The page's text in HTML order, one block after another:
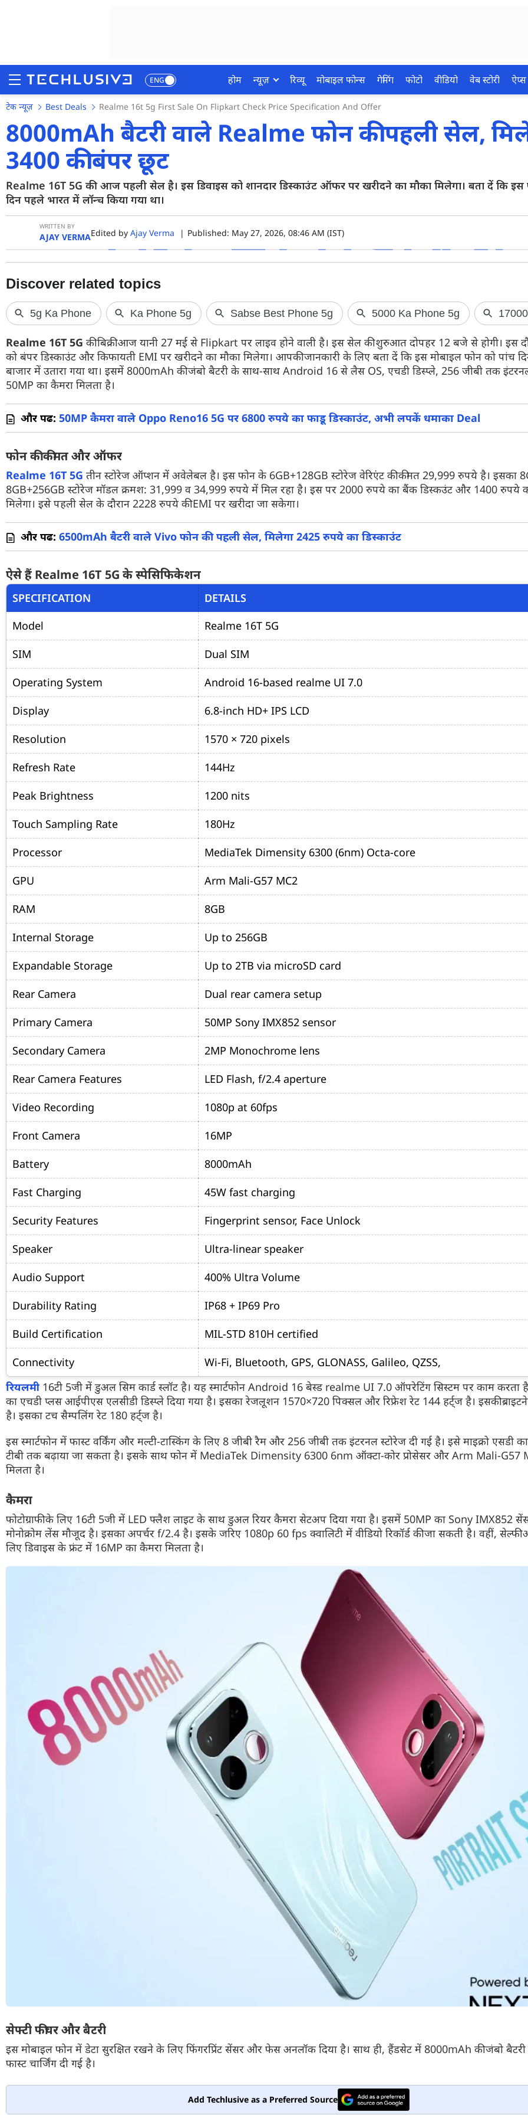
ENG होम न्यूज़ रिव्यू मोबाइल फोन्स गेमिंग फोटो वीडियो वेब स्टोरी ऐप्स
होम
न्यूज़
रिव्यू
मोबाइल फोन्स
गेमिंग
वीडियो
वेब स्टोरी
ऐप्स
टेक न्यूज़ Best Deals Realme 16t 5g First Sale On Flipkart Check Price Specification And Offer
8000mAh बैटरी वाले Realme फोन की पहली सेल,
3400 की बंपर छूट
Realme 16T 5G की आज पहली सेल है। इस डिवाइस को शानदार डिस्काउंट ऑफर पर खरीदने का मौका मिलेगा। बता दें कि
दिन पहले भारत में लॉन्च किया गया था।
WRITTEN BY
AJAY VERMAEdited by Ajay Verma | Published: May 27, 2026, 08:46 AM (IST)
Realme 16T 5G की बिक्री आज यानी 27 मई से Flipkart पर लाइव होने वाली है। इस सेल की शुरुआत दोपहर 12 बजे से होगी। इस
को बंपर डिस्काउंट और किफायती EMI पर खरीदने का मौका मिलेगा। आपकी जानकारी के लिए बता दें कि इस मोबाइल फोन को पांच
बाजार में उतारा गया था। इसमें 8000mAh की जंबो बैटरी के साथ-साथ Android 16 से लैस OS, एचडी डिस्प्ले, 256 जीबी तक
50MP का कैमरा मिलता है।
और पढें: 50MP कैमरा वाले Oppo Reno16 5G पर 6800 रुपये का फाडू डिस्काउंट, अभी लपकें धमाका Deal
फोन की कीमत और ऑफर
Realme 16T 5G तीन स्टोरेज ऑप्शन में अवेलेबल है। इस फोन के 6GB+128GB स्टोरेज वेरिएंट की कीमत 29,999 रुपये है। इसका
8GB+256GB स्टोरेज मॉडल क्रमश: 31,999 व 34,999 रुपये में मिल रहा है। इस पर 2000 रुपये का बैंक डिस्कउंट और 1400
मिलेगा। इसे पहली सेल के दौरान 2228 रुपये की EMI पर खरीदा जा सकेगा।
और पढें: 6500mAh बैटरी वाले Vivo फोन की पहली सेल, मिलेगा 2425 रुपये का डिस्काउंट
ऐसे हैं Realme 16T 5G के स्पेसिफिकेशन
SPECIFICATION
DETAILS
Model
Realme 16T 5G
SIM
Dual SIM
Operating System
Android 16-based realme UI 7.0
Display
6.8-inch HD+ IPS LCD
Resolution
1570 × 720 pixels
Refresh Rate
144Hz
Peak Brightness
1200 nits
Touch Sampling Rate
180Hz
Processor
MediaTek Dimensity 6300 (6nm) Octa-core
GPU
Arm Mali-G57 MC2
RAM
8GB
Internal Storage
Up to 256GB
Expandable Storage
Up to 2TB via microSD card
Rear Camera
Dual rear camera setup
Primary Camera
50MP Sony IMX852 sensor
Secondary Camera
2MP Monochrome lens
Rear Camera Features
LED Flash, f/2.4 aperture
Video Recording
1080p at 60fps
Front Camera
16MP
Battery
8000mAh
Fast Charging
45W fast charging
Security Features
Fingerprint sensor, Face Unlock
Speaker
Ultra-linear speaker
Audio Support
400% Ultra Volume
Durability Rating
IP68 + IP69 Pro
Build Certification
MIL-STD 810H certified
Connectivity
Wi-Fi, Bluetooth, GPS, GLONASS, Galileo, QZSS,
रियलमी 16टी 5जी में डुअल सिम कार्ड स्लॉट है। यह स्मार्टफोन Android 16 बेस्ड realme UI 7.0 ऑपरेटिंग सिस्टम पर काम करता
का एचडी प्लस आईपीएस एलसीडी डिस्प्ले दिया गया है। इसका रेजलूशन 1570×720 पिक्सल और रिफ्रेश रेट 144 हर्ट्ज है। इसकी
है। इसका टच सैम्पलिंग रेट 180 हर्ट्ज है।
इस स्मार्टफोन में फास्ट वर्किंग और मल्टी-टास्किंग के लिए 8 जीबी रैम और 256 जीबी तक इंटरनल स्टोरेज दी गई है। इसे माइक्रो एसडी
टीबी तक बढ़ाया जा सकता है। इसके साथ फोन में MediaTek Dimensity 6300 6nm ऑक्टा-कोर प्रोसेसर और Arm Mali-G57
मिलता है।
कैमरा
फोटोग्राफी के लिए 16टी 5जी में LED फ्लैश लाइट के साथ डुअल रियर कैमरा सेटअप दिया गया है। इसमें 50MP का Sony IMX852
मोनोक्रोम लेंस मौजूद है। इसका अपर्चर f/2.4 है। इसके जरिए 1080p 60 fps क्वालिटी में वीडियो रिकॉर्ड की जा सकती है। वहीं, सेल्फी
लिए डिवाइस के फ्रंट में 16MP का कैमरा मिलता है।
सेफ्टी फीचर और बैटरी
इस मोबाइल फोन में डेटा सुरक्षित रखने के लिए फिंगरप्रिंट सेंसर और फेस अनलॉक दिया है। साथ ही, हैंडसेट में 8000mAh की जंबो
फास्ट चार्जिंग दी गई है।
Add Techlusive as a Preferred Source
Jio लाया 10,000
कॉलिंग-15 OTT
Jio कंपनी अपने
स्वतंत्रता दिवस के